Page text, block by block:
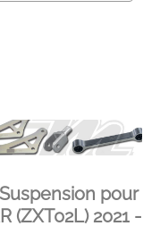
pour
(ZXT02L) 2021 -